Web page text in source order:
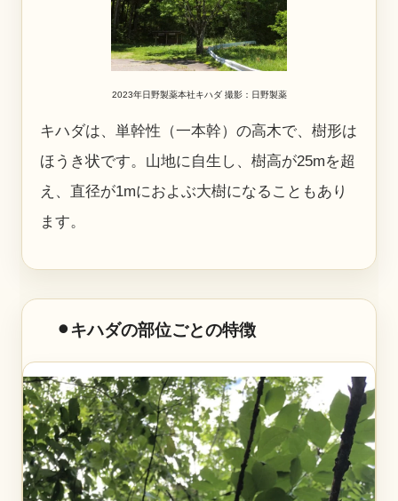
2023年日野製薬本社キハダ 撮影：日野製薬
キハダは、単幹性（一本幹）の高木で、樹形は
ほうき状です。山地に自生し、樹高が25mを超
え、直径が1mにおよぶ大樹になることもあり
ます。
⚫︎キハダの部位ごとの特徴